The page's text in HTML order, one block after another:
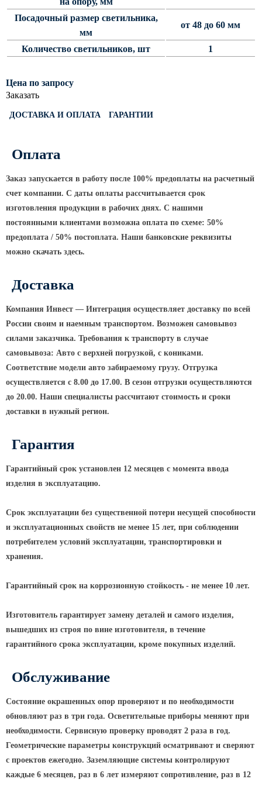
Светофорные опоры
ОСФГ Светофорные граненые
складывающиеся
ОККС Опоры круглые конические
складывающиеся
ПФГ Опоры граненые
складывающиеся фланцевые
Опоры контактной сети
контактной сети (ОГСКС)
Дорожные металлические рамы
МОГК Молниеотводы гранёные
ВМОН Высокомачтовые опоры со
стационарной короной
ВМО Высокомачтовые опоры с
Мачты связи
РМГ Радиомачты. Опоры сотовoй
связи
назначения
КРОНШТЕЙНЫ ДЛЯ УЛИЧНОГО
ОСВЕЩЕНИЯ
Кронштейны для консольных
Кронштейн консольный для 2
светильников
Кронштейны для прожекторов
Кронштейны для опор однорожковые
Посадочный размер светильника,
мм
от 48 до 60 мм
Количество светильников, шт 1
Цена по запросу
Заказать
ДОСТАВКА И ОПЛАТА ГАРАНТИИ
Оплата
Заказ запускается в работу после 100% предоплаты на расчетный
счет компании. С даты оплаты рассчитывается срок
изготовления продукции в рабочих днях. С нашими
постоянными клиентами возможна оплата по схеме: 50%
предоплата / 50% постоплата. Наши банковские реквизиты
можно скачать здесь.
Доставка
Компания Инвест — Интеграция осуществляет доставку по всей
России своим и наемным транспортом. Возможен самовывоз
силами заказчика. Требования к транспорту в случае
самовывоза: Авто с верхней погрузкой, с кониками.
Соответствие модели авто забираемому грузу. Отгрузка
осуществляется с 8.00 до 17.00. В сезон отгрузки осуществляются
до 20.00. Наши специалисты рассчитают стоимость и сроки
доставки в нужный регион.
Гарантия
Гарантийный срок установлен 12 месяцев с момента ввода
изделия в эксплуатацию.
Срок эксплуатации без существенной потери несущей способности
и эксплуатационных свойств не менее 15 лет, при соблюдении
потребителем условий эксплуатации, транспортировки и
хранения.
Гарантийный срок на коррозионную стойкость - не менее 10 лет.
Изготовитель гарантирует замену деталей и самого изделия,
вышедших из строя по вине изготовителя, в течение
гарантийного срока эксплуатации, кроме покупных изделий.
Обслуживание
Состояние окрашенных опор проверяют и по необходимости
обновляют раз в три года. Осветительные приборы меняют при
необходимости. Сервисную проверку проводят 2 раза в год.
Геометрические параметры конструкций осматривают и сверяют
с проектов ежегодно. Заземляющие системы контролируют
каждые 6 месяцев, раз в 6 лет измеряют сопротивление, раз в 12